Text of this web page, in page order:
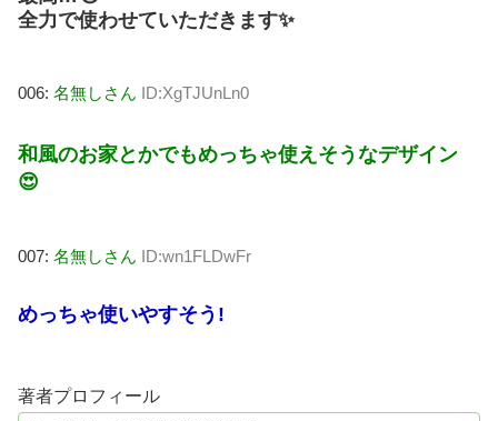
全力で使わせていただきます✨
006: 名無しさん ID:XgTJUnLn0
和風のお家とかでもめっちゃ使えそうなデザイン
😍
007: 名無しさん ID:wn1FLDwFr
めっちゃ使いやすそう!
著者プロフィール